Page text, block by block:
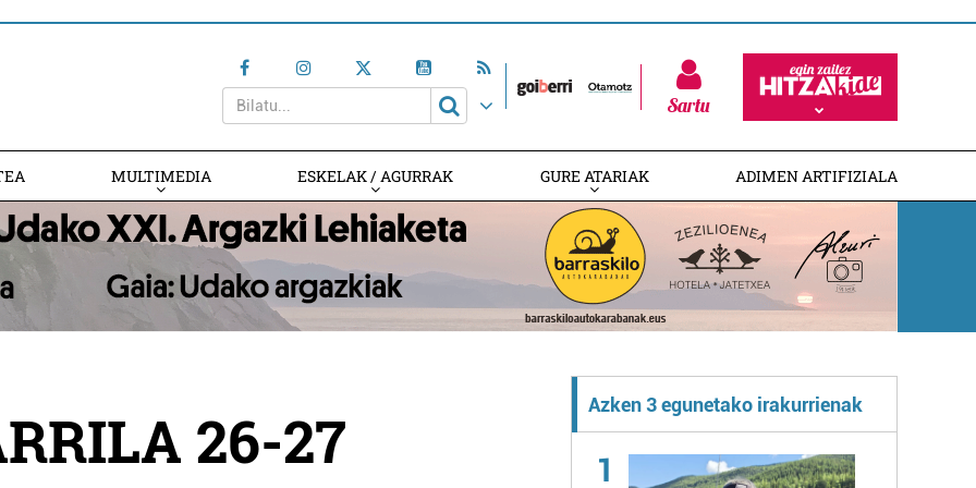
Sartu
MULTIMEDIA ESKELAK / AGURRAK GURE ATARIAK ADIMEN ARTIFIZIALA
26-27 Azken 3 egunetako irakurrienak
1